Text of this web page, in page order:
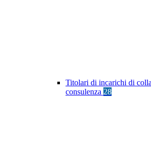
Titolari di incarichi di
consulenza 28